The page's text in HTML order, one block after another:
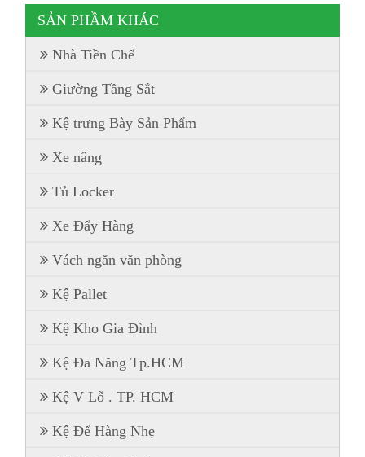
SẢN PHẦM KHÁC
Nhà Tiền Chế
Giường Tầng Sắt
Kệ trưng Bày Sản Phẩm
Xe nâng
Tủ Locker
Xe Đẩy Hàng
Vách ngăn văn phòng
Kệ Pallet
Kệ Kho Gia Đình
Kệ Đa Năng Tp.HCM
Kệ V Lỗ . TP. HCM
Kệ Để Hàng Nhẹ